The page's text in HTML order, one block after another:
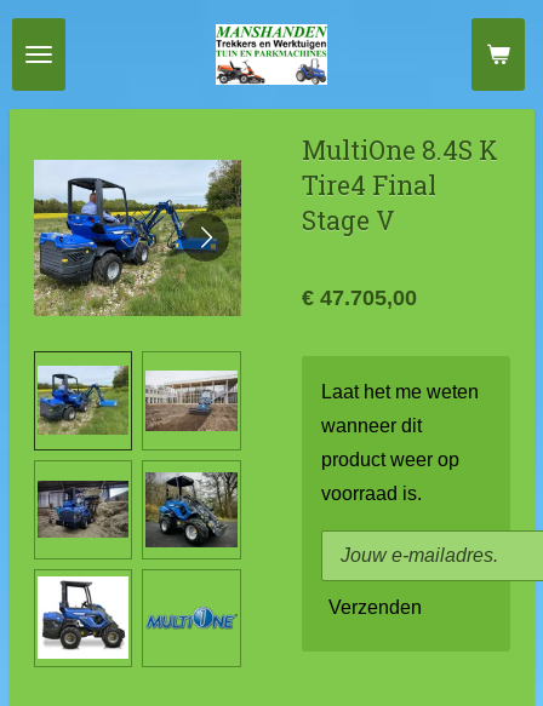
Ga
direct
naar
hoofdinhoud
MultiOne 8.4S K
Tire4 Final
Stage V
€ 47.705,00
Laat het me weten
wanneer dit
product weer op
voorraad is.
Verzenden